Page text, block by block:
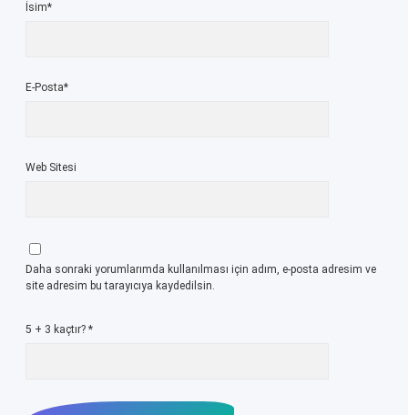
İsim*
E-Posta*
Web Sitesi
Daha sonraki yorumlarımda kullanılması için adım, e-posta adresim ve
site adresim bu tarayıcıya kaydedilsin.
5 + 3 kaçtır? *